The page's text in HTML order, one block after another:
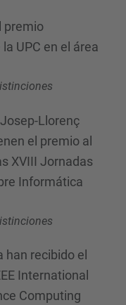
premio
UPC en el área
Llorenç
el premio al
XVIII Jornadas
Informática
recibido el
International
Computing